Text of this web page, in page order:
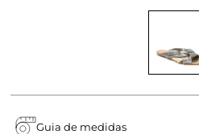
Guia de medidas